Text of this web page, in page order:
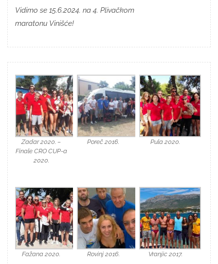
Vidimo se 15.6.2024. na 4. Plivačkom
maratonu Vinišće!
Zadar 2020. –
Finale CRO CUP-a
2020.
Poreč 2016. Pula 2020.
Fažana 2020. Rovinj 2016. Vranjic 2017.